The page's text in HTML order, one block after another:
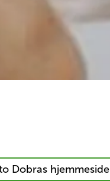
Dobras hjemmeside